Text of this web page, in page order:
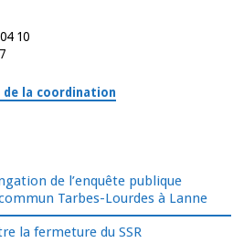
10
de la coordination
de l’enquête publique
Tarbes-Lourdes à Lanne
la fermeture du SSR